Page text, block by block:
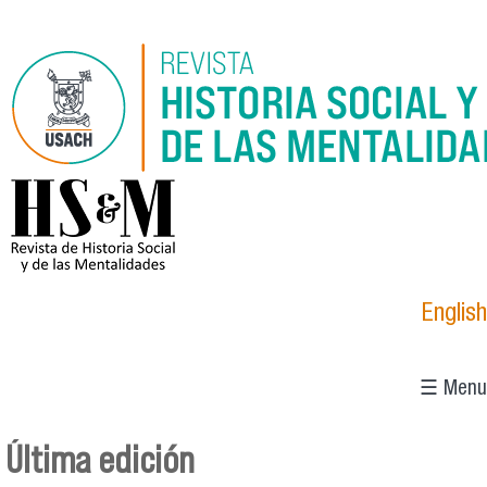
logo_hsm_2021.png
English
☰ Menu
Última edición